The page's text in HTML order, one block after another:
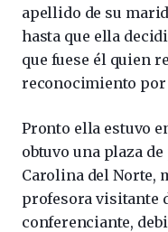
apellido de su
hasta que ella
que fuese él quien
reconocimiento por
Pronto ella estuvo
obtuvo una plaza
Carolina del Norte,
profesora visitante
conferenciante,